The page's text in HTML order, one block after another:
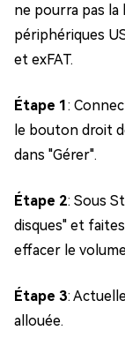
ne pourra pas la
périphériques
et exFAT.
Étape 1:
le bouton droit
dans "Gérer".
Étape 2: Sous
disques" et
effacer le
Étape 3:
allouée.